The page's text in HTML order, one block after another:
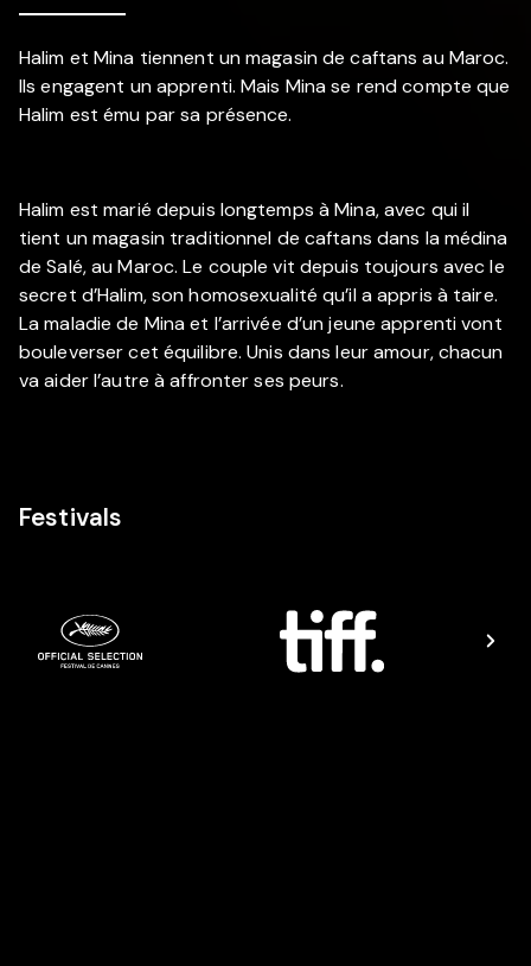
Halim et Mina tiennent un magasin de caftans au Maroc.
Ils engagent un apprenti. Mais Mina se rend compte que
Halim est ému par sa présence.
Halim est marié depuis longtemps à Mina, avec qui il
tient un magasin traditionnel de caftans dans la médina
de Salé, au Maroc. Le couple vit depuis toujours avec le
secret d’Halim, son homosexualité qu’il a appris à taire.
La maladie de Mina et l’arrivée d’un jeune apprenti vont
bouleverser cet équilibre. Unis dans leur amour, chacun
va aider l’autre à affronter ses peurs.
Festivals